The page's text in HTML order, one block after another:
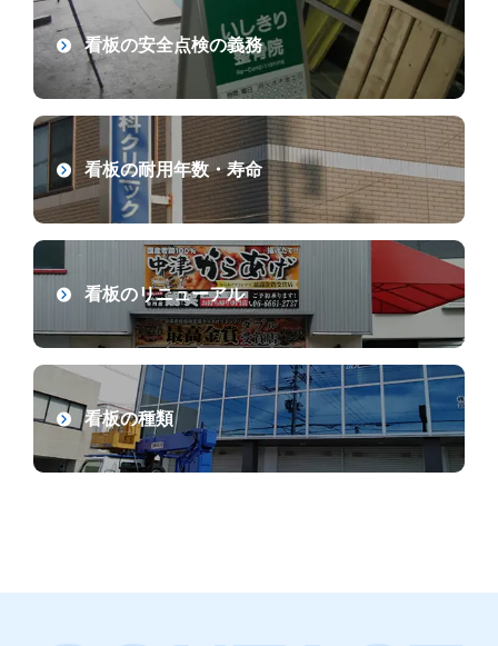
看板の安全点検の義務
看板の耐用年数・寿命
看板のリニューアル
看板の種類